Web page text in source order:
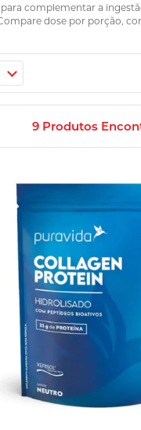
complementar a
dose por porção,
9Produtos
aos favoritos